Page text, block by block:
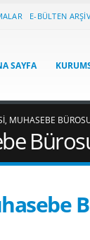
E-BÜLTEN
SAYFA
MUHASEBE